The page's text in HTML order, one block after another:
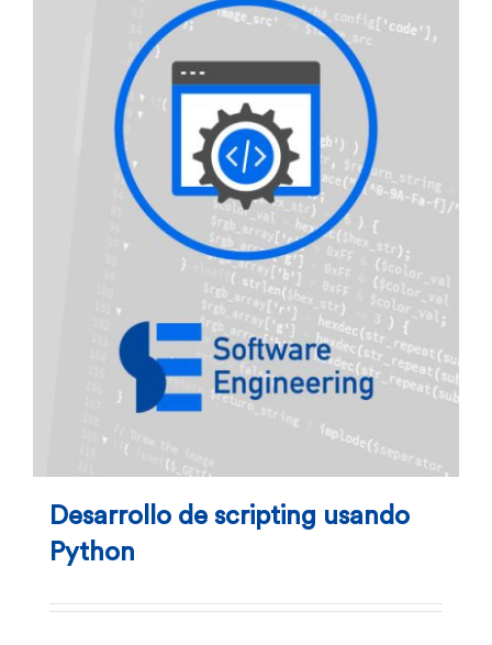
Desarrollo de scripting usando
Python